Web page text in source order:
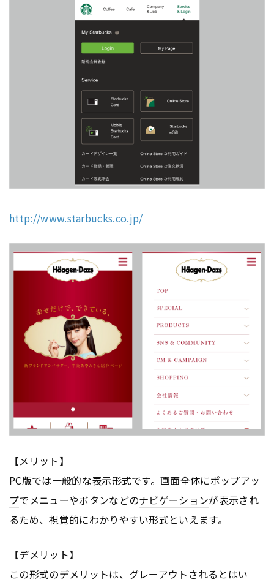
http://www.starbucks.co.jp/
【メリット】
PC版では一般的な表示形式です。画面全体にポップアッ
プでメニューやボタンなどのナビゲーションが表示され
るため、視覚的にわかりやすい形式といえます。
【デメリット】
この形式のデメリットは、グレーアウトされるとはい